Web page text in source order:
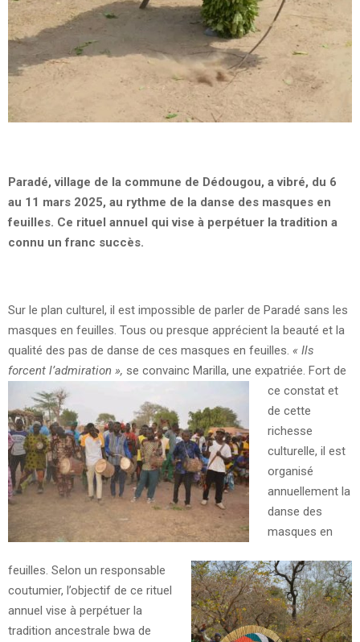
Paradé, village de la commune de Dédougou, a vibré, du 6
au 11 mars 2025, au rythme de la danse des masques en
feuilles. Ce rituel annuel qui vise à perpétuer la tradition a
connu un franc succès.
Sur le plan culturel, il est impossible de parler de Paradé sans les
masques en feuilles. Tous ou presque apprécient la beauté et la
qualité des pas de danse de ces masques en feuilles. « Ils
forcent l’admiration », se convainc Marilla, une expatriée. Fort de
ce constat et
de cette
richesse
culturelle, il est
organisé
annuellement la
danse des
masques en
feuilles. Selon un responsable
coutumier, l’objectif de ce rituel
annuel vise à perpétuer la
tradition ancestrale bwa de